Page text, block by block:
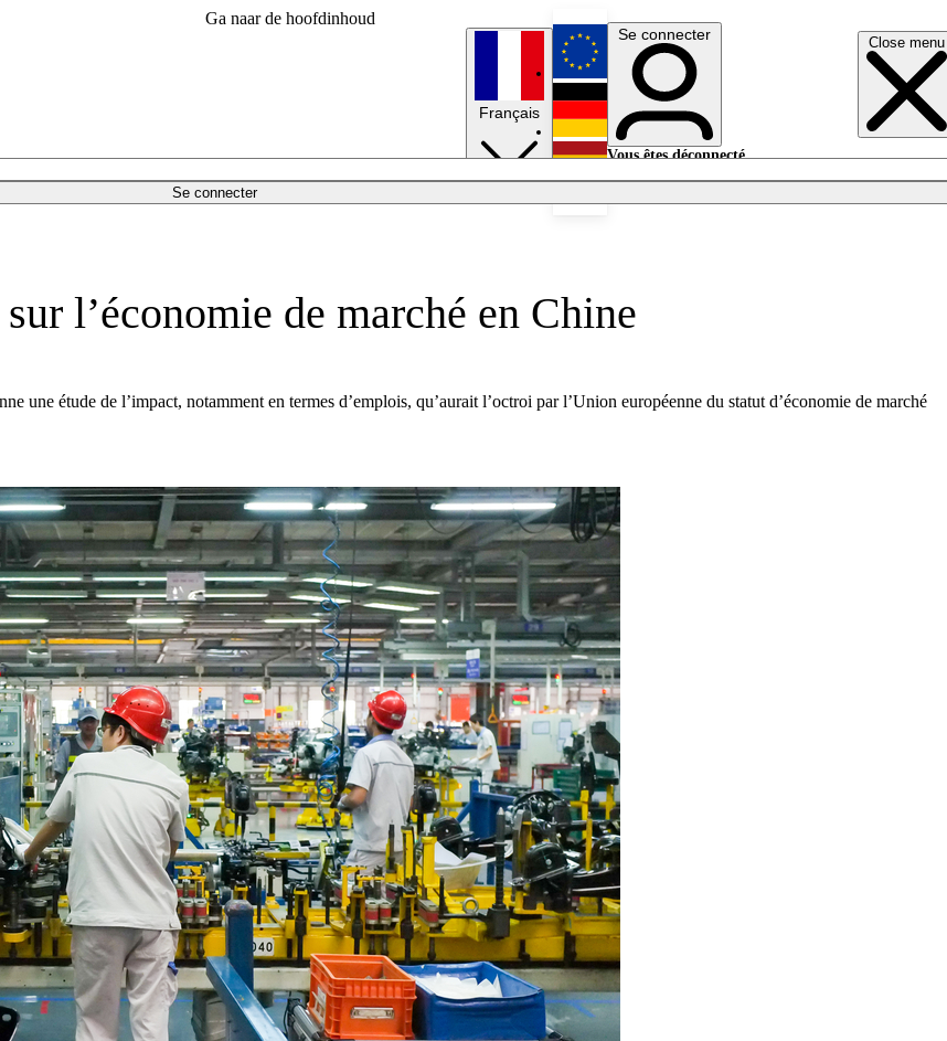
Ga naar de hoofdinhoud
Close menu
Se connecter
Français
English
Deutsch
Se connecter
Vous êtes déconnecté.
l’économie de marché en Chine
une étude de l’impact, notamment en termes d’emplois, qu’aurait l’octroi par l’Union européenne du statut d’économie de marché